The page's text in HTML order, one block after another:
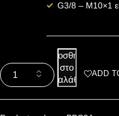
G3/8 – M10×1
Προσθήκη
στο
καλάθι
ADD